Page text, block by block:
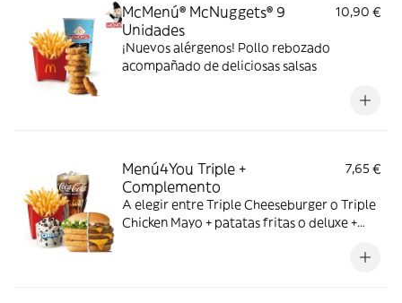
McMenú® McNuggets® 9
Unidades
10,90 €
¡Nuevos alérgenos! Pollo rebozado
acompañado de deliciosas salsas
Menú4You Triple +
Complemento
7,65 €
A elegir entre Triple Cheeseburger o Triple
Chicken Mayo + patatas fritas o deluxe +